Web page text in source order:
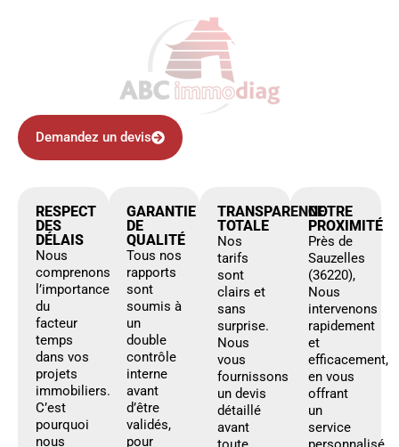
Demandez un devis
RESPECT
DES
DÉLAIS
Nous
comprenons
l’importance
du
facteur
temps
dans vos
projets
immobiliers.
C’est
pourquoi
nous
GARANTIE
DE
QUALITÉ
Tous nos
rapports
sont
soumis à
un
double
contrôle
interne
avant
d’être
validés,
pour
TRANSPARENCE
TOTALE
Nos
tarifs
sont
clairs et
sans
surprise.
Nous
vous
fournissons
un devis
détaillé
avant
NOTRE
PROXIMITÉ
Près de
Sauzelles
(36220),
Nous
intervenons
rapidement
et
efficacement,
en vous
offrant
un
service